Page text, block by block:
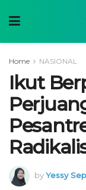
Home NASIONAL
Ikut
byYessy